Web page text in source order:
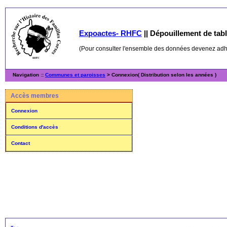
Expoactes- RHFC || Dépouillement de
(Pour consulter l'ensemble des données devenez
Navigation :: Communes et paroisses > Connexion( Distribution selon les années )
Accès membres
Connexion
Conditions d'accès
Contact